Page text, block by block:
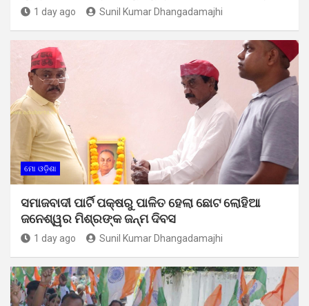
1 day ago Sunil Kumar Dhangadamajhi
ମୋ ଓଡ଼ିଶା
ସମାଜବାଦୀ ପାର୍ଟି ପକ୍ଷରୁ ପାଳିତ ହେଲା ଛୋଟ ଲୋହିଆ
ଜନେଶ୍ୱର ମିଶ୍ରଙ୍କ ଜନ୍ମ ଦିବସ
1 day ago Sunil Kumar Dhangadamajhi